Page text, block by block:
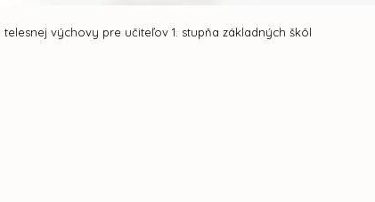
výchovy pre učiteľov 1. stupňa základných škôl